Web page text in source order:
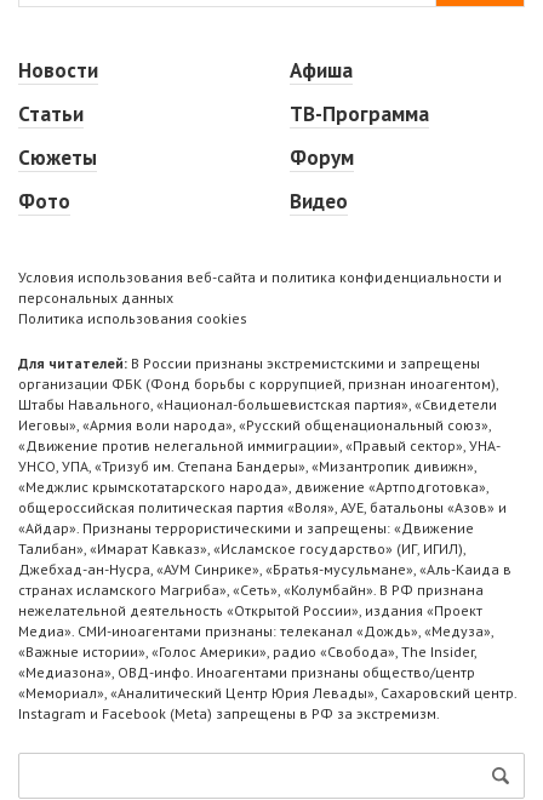
Новости
Статьи
Сюжеты
Фото
Афиша
ТВ-Программа
Форум
Видео
Условия использования веб-сайта и политика конфиденциальности и
персональных данных
Политика использования cookies
Для читателей: В России признаны экстремистскими и запрещены
организации ФБК (Фонд борьбы с коррупцией, признан иноагентом),
Штабы Навального, «Национал-большевистская партия», «Свидетели
Иеговы», «Армия воли народа», «Русский общенациональный союз»,
«Движение против нелегальной иммиграции», «Правый сектор», УНА-
УНСО, УПА, «Тризуб им. Степана Бандеры», «Мизантропик дивижн»,
«Меджлис крымскотатарского народа», движение «Артподготовка»,
общероссийская политическая партия «Воля», АУЕ, батальоны «Азов» и
«Айдар». Признаны террористическими и запрещены: «Движение
Талибан», «Имарат Кавказ», «Исламское государство» (ИГ, ИГИЛ),
Джебхад-ан-Нусра, «АУМ Синрике», «Братья-мусульмане», «Аль-Каида в
странах исламского Магриба», «Сеть», «Колумбайн». В РФ признана
нежелательной деятельность «Открытой России», издания «Проект
Медиа». СМИ-иноагентами признаны: телеканал «Дождь», «Медуза»,
«Важные истории», «Голос Америки», радио «Свобода», The Insider,
«Медиазона», ОВД-инфо. Иноагентами признаны общество/центр
«Мемориал», «Аналитический Центр Юрия Левады», Сахаровский центр.
Instagram и Facebook (Metа) запрещены в РФ за экстремизм.